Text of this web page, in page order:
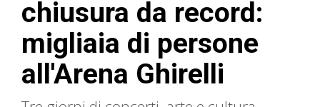
chiusura da record:
migliaia di persone
all'Arena Ghirelli